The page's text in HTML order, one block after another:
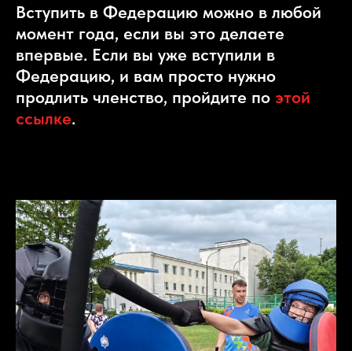
Вступить в Федерацию можно в любой
момент года, если вы это делаете
впервые. Если вы уже вступили в
Федерацию, и вам просто нужно
продлить членство, пройдите по этой
ссылке.